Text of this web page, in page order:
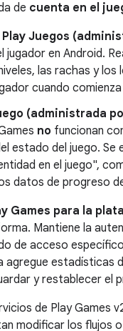
de cuenta en el
Juegos
jugador en Android.
las rachas y
cuando comienza
(administrada
no funcionan
estado del juego.
en el juego",
datos de progreso
Games para la
Mantiene la
de acceso
estadísticas
y restablecer el
de Play Games
modificar los flujos